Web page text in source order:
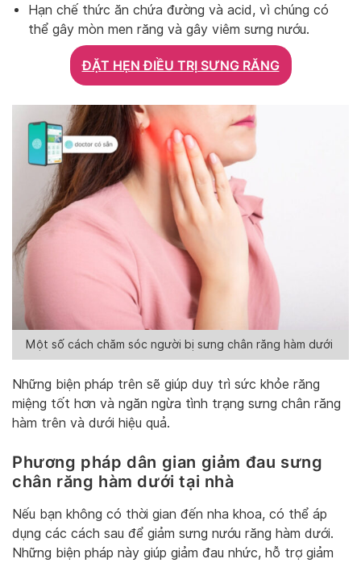
Hạn chế thức ăn chứa đường và acid, vì chúng có
thể gây mòn men răng và gây viêm sưng nướu.
ĐẶT HẸN ĐIỀU TRỊ SƯNG RĂNG
Một số cách chăm sóc người bị sưng chân răng hàm dưới
Những biện pháp trên sẽ giúp duy trì sức khỏe răng
miệng tốt hơn và ngăn ngừa tình trạng sưng chân răng
hàm trên và dưới hiệu quả.
Phương pháp dân gian giảm đau sưng
chân răng hàm dưới tại nhà
Nếu bạn không có thời gian đến nha khoa, có thể áp
dụng các cách sau để giảm sưng nướu răng hàm dưới.
Những biện pháp này giúp giảm đau nhức, hỗ trợ giảm